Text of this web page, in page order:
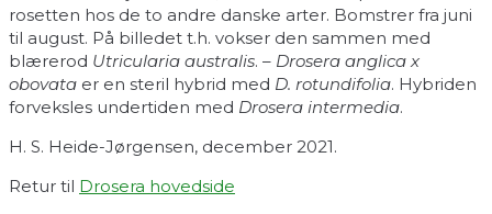
rosetten hos de to andre danske arter. Bomstrer fra juni
til august. På billedet t.h. vokser den sammen med
blærerod Utricularia australis. – Drosera anglica x
obovata er en steril hybrid med D. rotundifolia. Hybriden
forveksles undertiden med Drosera intermedia.
H. S. Heide-Jørgensen, december 2021.
Retur til Drosera hovedside